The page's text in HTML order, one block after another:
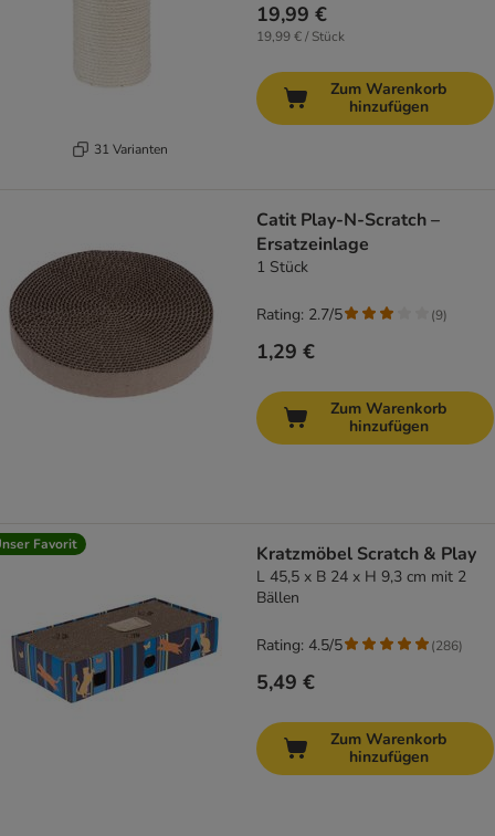
31 Varianten
19,99 €
19,99 € / Stück
Zum Warenkorb
hinzufügen
Catit Play-N-Scratch –
Ersatzeinlage
1 Stück
1,29 €
Rating: 2.7/5 (9)
Zum Warenkorb
hinzufügen
Favorit Kratzmöbel Scratch & Play
L 45,5 x B 24 x H 9,3 cm mit 2
Bällen
5,49 €
Rating: 4.5/5 (286)
Zum Warenkorb
hinzufügen